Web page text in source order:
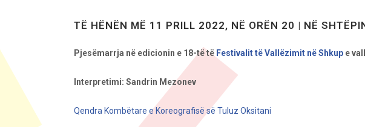
TË HËNËN MË 11 PRILL 2022, NË ORËN 20 | NË
Pjesëmarrja në edicionin e 18-të të Festivalit të Vallëzimit në Shkup e
Interpretimi: Sandrin Mezonev
Qendra Kombëtare e Koreografisë së Tuluz Oksitani